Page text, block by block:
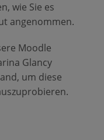
wie Sie es
angenommen.
Moodle
Glancy
um diese